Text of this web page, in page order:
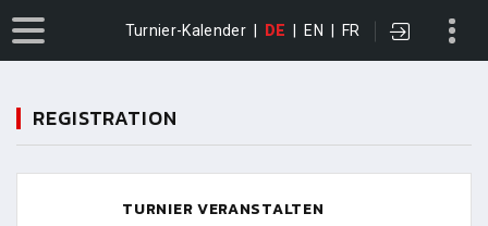
Turnier-Kalender DE EN FR
REGISTRATION
TURNIER VERANSTALTEN